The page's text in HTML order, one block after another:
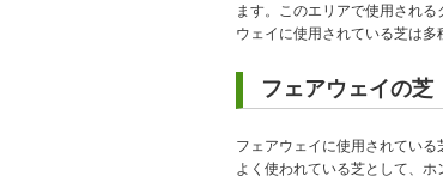
ます。このエリアで使用され
ウェイに使用されている芝は多
フェアウェイの芝
フェアウェイに使用されてい
よく使われている芝として、